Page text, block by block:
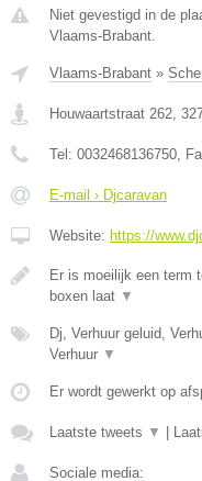
Niet gevestigd in de
Vlaams-Brabant.
Vlaams-Brabant »
Houwaartstraat 262
Tel: 0032468136750 ,
E-mail › Djcaravan
Website: https://
Er is moeilijk een term
boxen laat ▼
Dj, Verhuur geluid,
Verhuur ▼
Er wordt gewerkt op
Laatste tweets ▼ |
Sociale media: